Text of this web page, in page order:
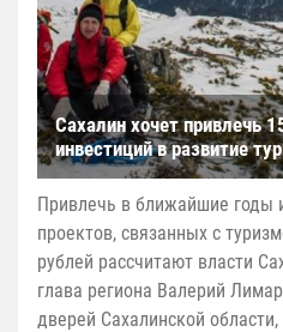
Сахалин хочет привлечь
инвестиций в развитие
Привлечь в ближайшие годы
проектов, связанных с
рублей рассчитают власти
глава региона Валерий
дверей Сахалинской